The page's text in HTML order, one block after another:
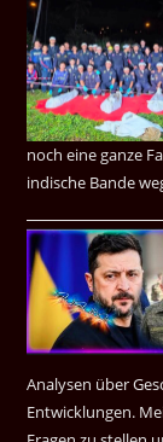
noch eine ganze
indische Bande
Analysen über
Entwicklungen.